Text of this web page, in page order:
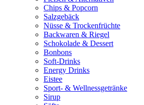
Chips & Popcorn
Salzgebäck
Nüsse & Trockenfrüchte
Backwaren & Riegel
Schokolade & Dessert
Bonbons
Soft-Drinks
Energy Drinks
Eistee
Sport- & Wellnessgetränke
Sirup